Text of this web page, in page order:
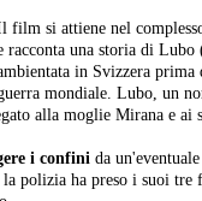
film si attiene nel
racconta una storia di Lubo
in Svizzera
mondiale. Lubo, un
alla moglie Mirana e
i confini da
la polizia ha preso i suoi